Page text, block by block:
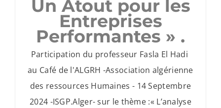
Un Atout pour les
Entreprises
Performantes » .
Participation du professeur Fasla El Hadi
au Café de l'ALGRH -Association algérienne
des ressources Humaines - 14 Septembre
2024 -ISGP.Alger- sur le thème :« L’analyse